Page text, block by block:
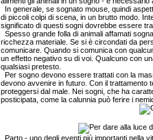
In generale, se sognato mouse, quindi
di piccoli colpi di scena, in un brutto modo.
significato di questi sogni dovrebbe essere
Spesso grande folla di animali affamati
ricchezza materiale. Se si è circondati da
comunicare. Quando si comunica con
un effetto negativo su di voi. Qualcuno con
qualsiasi pretesto.
Per sogno devono essere trattati con la
devono avvenire in futuro. Con il trattamento
proteggersi dal male. Nei sogni, che ha
posticipata, come la calunnia può ferire i
Parto - uno degli eventi più importanti nella